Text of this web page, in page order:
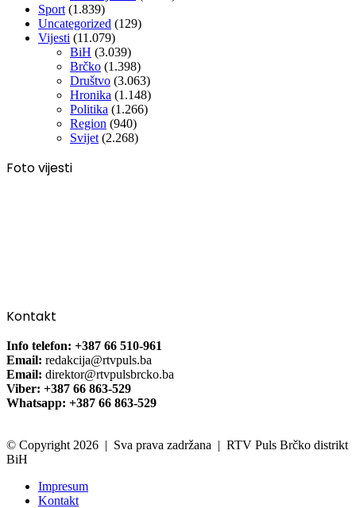
Sport (1.839)
Uncategorized (129)
Vijesti (11.079)
BiH (3.039)
Brčko (1.398)
Društvo (3.063)
Hronika (1.148)
Politika (1.266)
Region (940)
Svijet (2.268)
Foto vijesti
Kontakt
Info telefon: +387 66 510-961
Email: redakcija@rtvpuls.ba
Email: direktor@rtvpulsbrcko.ba
Viber: +387 66 863-529
Whatsapp: +387 66 863-529
© Copyright 2026 | Sva prava zadržana | RTV Puls Brčko distrikt
BiH
Impresum
Kontakt